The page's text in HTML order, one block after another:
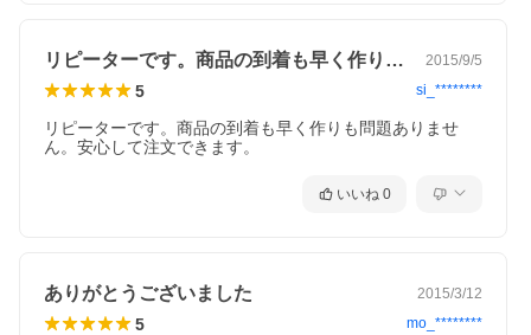
リピーターです。商品の到着も早く作りも… 2015/9/5
5 si_********
リピーターです。商品の到着も早く作りも問題ありませ
ん。安心して注文できます。
いいね 0
ありがとうございました 2015/3/12
5 mo_********